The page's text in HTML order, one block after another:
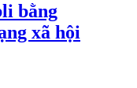
bằng
xã hội